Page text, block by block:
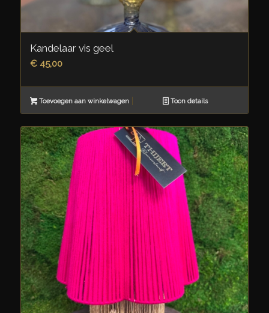
Kandelaar vis geel
€45,00
Toevoegen aan winkelwagen Toon details